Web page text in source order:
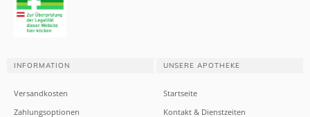
INFORMATION
Versandkosten
Zahlungsoptionen
UNSERE APOTHEKE
Startseite
Kontakt & Dienstzeiten